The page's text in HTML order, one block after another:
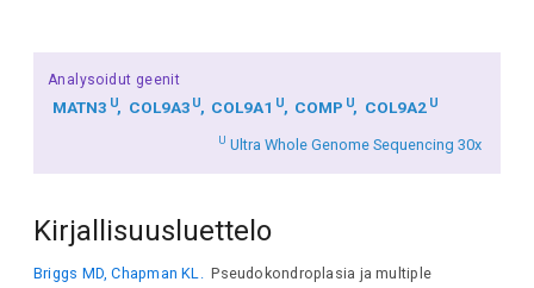
Analysoidut geenit
MATN3 U COL9A3U COL9A1U COMPU COL9A2 U
U Ultra Whole Genome Sequencing 30x
Kirjallisuusluettelo
Briggs MD, Chapman KL. Pseudokondroplasia ja multiple